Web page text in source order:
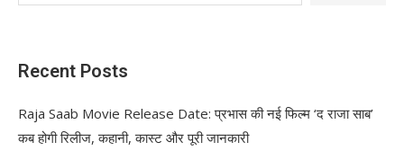
Recent Posts
Raja Saab Movie Release Date: प्रभास की नई फिल्म ‘द राजा साब’
कब होगी रिलीज, कहानी, कास्ट और पूरी जानकारी